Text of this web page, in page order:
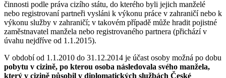
činnosti podle práva cizího státu, do kterého byli jejich manželé
nebo registrovaní partneři vysláni k výkonu práce v zahraničí nebo k
výkonu služby v zahraničí; v takovém případě může hradit pojistné
zaměstnavatel manžela nebo registrovaného partnera (přichází v
úvahu nejdříve od 1.1.2015).
V období od 1.1.2010 do 31.12.2014 je účast osoby možná po dobu
pobytu v cizině, po kterou osoba následovala svého manžela,
který v cizině působil v diplomatických službách České